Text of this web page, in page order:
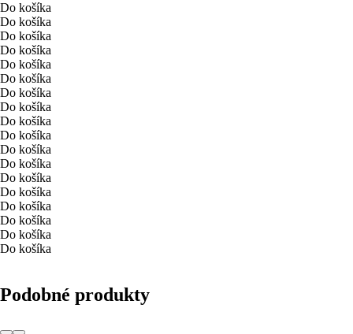
Do košíka
Do košíka
Do košíka
Do košíka
Do košíka
Do košíka
Do košíka
Do košíka
Do košíka
Do košíka
Do košíka
Do košíka
Do košíka
Do košíka
Do košíka
Do košíka
Do košíka
Do košíka
Podobné produkty